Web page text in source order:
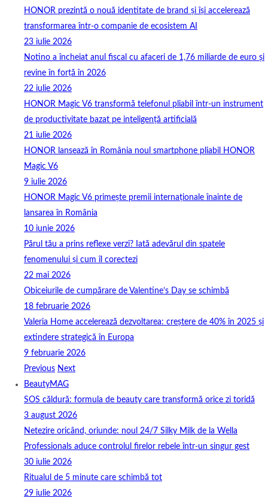
HONOR prezintă o nouă identitate de brand și își accelerează
transformarea într-o companie de ecosistem AI
23 iulie 2026
Notino a încheiat anul fiscal cu afaceri de 1,76 miliarde de euro și
revine în forță în 2026
22 iulie 2026
HONOR Magic V6 transformă telefonul pliabil într-un instrument
de productivitate bazat pe inteligență artificială
21 iulie 2026
HONOR lansează în România noul smartphone pliabil HONOR
Magic V6
9 iulie 2026
HONOR Magic V6 primește premii internaționale înainte de
lansarea în România
10 iunie 2026
Părul tău a prins reflexe verzi? Iată adevărul din spatele
fenomenului și cum îl corectezi
22 mai 2026
Obiceiurile de cumpărare de Valentine’s Day se schimbă
18 februarie 2026
Valeria Home accelerează dezvoltarea: creștere de 40% în 2025 și
extindere strategică în Europa
9 februarie 2026
Previous Next
BeautyMAG
SOS căldură: formula de beauty care transformă orice zi toridă
3 august 2026
Netezire oricând, oriunde: noul 24/7 Silky Milk de la Wella
Professionals aduce controlul firelor rebele într-un singur gest
30 iulie 2026
Ritualul de 5 minute care schimbă tot
29 iulie 2026